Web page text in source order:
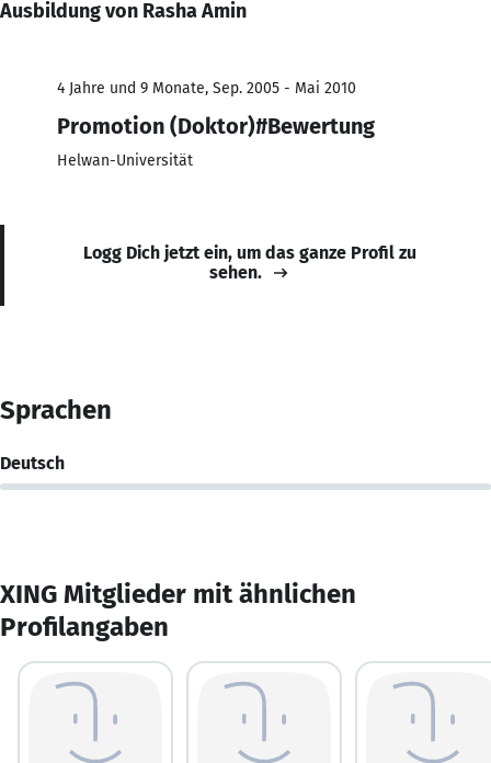
Ausbildung von Rasha Amin
4 Jahre und 9 Monate, Sep. 2005 - Mai 2010
Promotion (Doktor)#Bewertung
Helwan-Universität
Logg Dich jetzt ein, um das ganze Profil zu
sehen.
Sprachen
Deutsch
XING Mitglieder mit ähnlichen
Profilangaben